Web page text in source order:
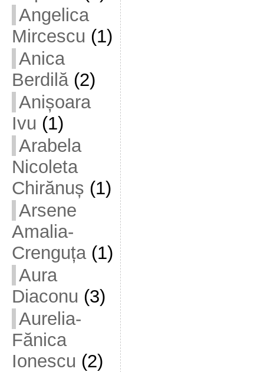
Angelica
Mircescu (1)
Anica
Berdilă(2)
Anișoara
Ivu (1)
Arabela
Nicoleta
Chirănuș (1)
Arsene
Amalia-
Crenguța(1)
Aura
Diaconu (3)
Aurelia-
Fănica
Ionescu (2)